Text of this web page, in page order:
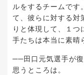
ルをするチームです
て、彼らに対する対
りと体現して、１つ
手たちは本当に素晴
──田口元気選手が
思うところは。